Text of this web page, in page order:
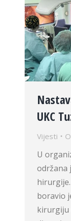
UKC
Vijesti
U
održana
boravio
kirurgiju